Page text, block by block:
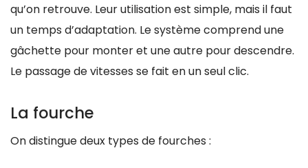
qu’on retrouve. Leur utilisation est simple, mais il faut
un temps d’adaptation. Le système comprend une
gâchette pour monter et une autre pour descendre.
Le passage de vitesses se fait en un seul clic.
La fourche
On distingue deux types de fourches :